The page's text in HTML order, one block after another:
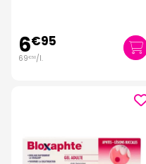
6€95
69€50/l.